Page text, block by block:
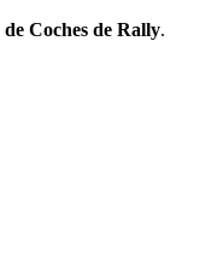
de Coches de Rally.